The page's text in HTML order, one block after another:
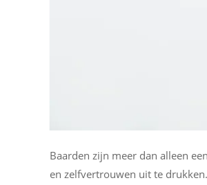
Baarden zijn meer dan alleen
en zelfvertrouwen uit te